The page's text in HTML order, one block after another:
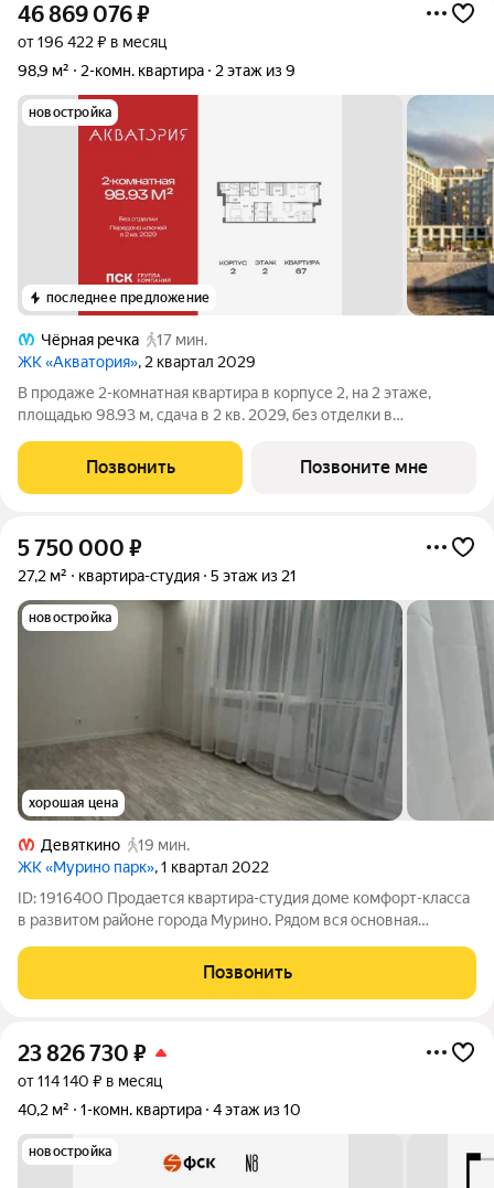
46 869 076₽
от 196 422 ₽ в месяц
98,9 м²
2-комн. квартира 2 этаж из 9
новостройка
последнее предложение
Чёрная речка
17 мин.
ЖК «Акватория», 2 квартал 2029
В продаже 2-комнатная квартира в корпусе 2, на 2 этаже,
площадью 98.93 м, сдача в 2 кв. 2029, без отделки в
Премиальный дом «Акватория», возводимый на Выборгской
набережной у Кантемировского моста -
Позвонить Позвоните мне
5 750 000 ₽
27,2 м² квартира-студия 5 этаж из 21
новостройка
хорошая цена
Девяткино
19 мин.
ЖК «Мурино парк», 1 квартал 2022
ID: 1916400 Продается квартира-студия доме комфорт-класса
в развитом районе города Мурино. Рядом вся основная
пекарни, фитнес, пукнты выдачи). Пешая доступность до
метро, при необходимости
Позвонить
23 826 730 ₽
от 114 140 ₽ в месяц
40,2 м²
1-комн. квартира 4 этаж из 10
новостройка